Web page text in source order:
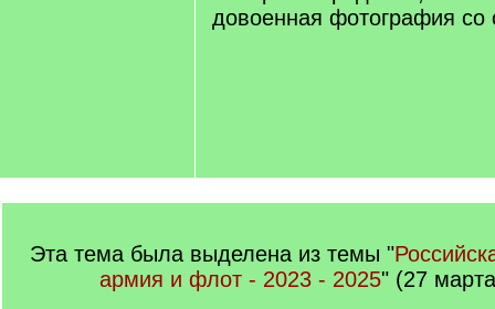
довоенная фотография со
Эта тема была выделена из темы "
армия и флот - 2023 - 2025" (27